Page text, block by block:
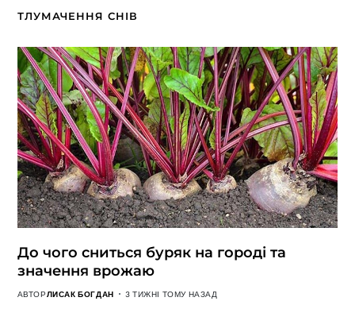
ТЛУМАЧЕННЯ СНІВ
До чого сниться буряк на городі та
значення врожаю
АВТОРЛИСАК БОГДАН 3 ТИЖНІ ТОМУ НАЗАД